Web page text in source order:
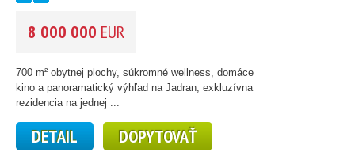
8 000 000 EUR
700 m² obytnej plochy, súkromné wellness, domáce
kino a panoramatický výhľad na Jadran, exkluzívna
rezidencia na jednej ...
DETAIL DOPYTOVAŤ